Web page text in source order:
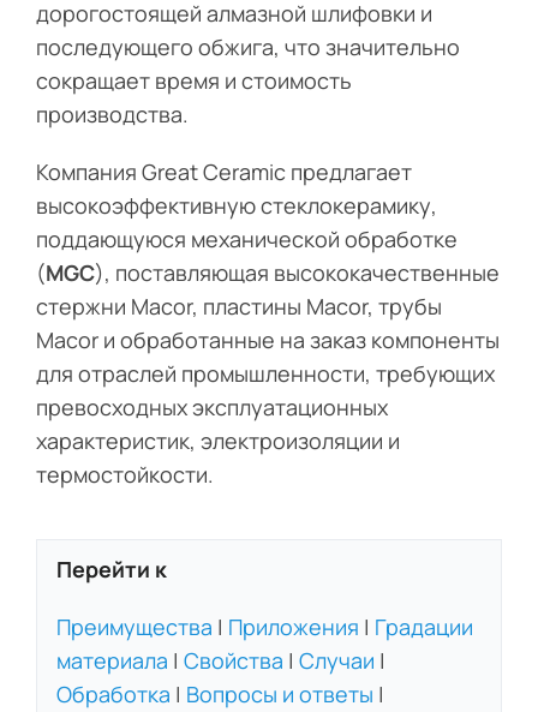
дорогостоящей алмазной шлифовки и
последующего обжига, что значительно
сокращает время и стоимость
производства.
Компания Great Ceramic предлагает
высокоэффективную стеклокерамику,
поддающуюся механической обработке
(MGC), поставляющая высококачественные
стержни Macor, пластины Macor, трубы
Macor и обработанные на заказ компоненты
для отраслей промышленности, требующих
превосходных эксплуатационных
характеристик, электроизоляции и
термостойкости.
Перейти к
Преимущества | Приложения | Градации
материала |Свойства |Случаи |
Обработка | Вопросы и ответы |